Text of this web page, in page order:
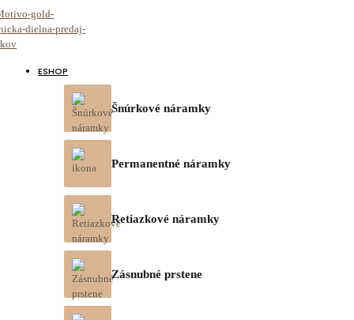
ESHOP
Šnúrkové náramky
Permanentné náramky
Retiazkové náramky
Zásnubné prstene